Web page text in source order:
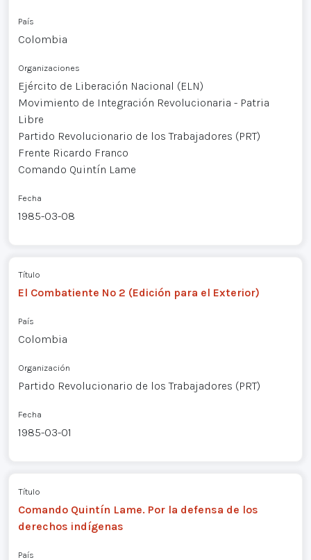
País
Colombia
Organizaciones
Ejército de Liberación Nacional (ELN)
Movimiento de Integración Revolucionaria - Patria
Libre
Partido Revolucionario de los Trabajadores (PRT)
Frente Ricardo Franco
Comando Quintín Lame
Fecha
1985-03-08
Título
El Combatiente Nº 2 (Edición para el Exterior)
País
Colombia
Organización
Partido Revolucionario de los Trabajadores (PRT)
Fecha
1985-03-01
Título
Comando Quintín Lame. Por la defensa de los
derechos indígenas
País